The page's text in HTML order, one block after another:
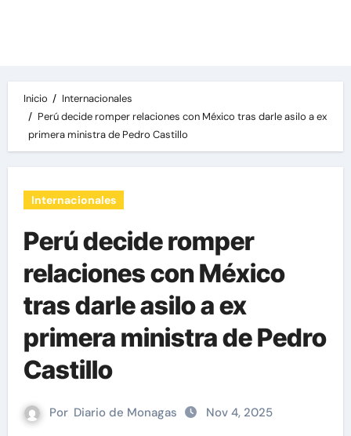
Inicio
Internacionales
Perú decide romper relaciones con México tras darle asilo a ex
primera ministra de Pedro Castillo
Internacionales
Perú decide romper
relaciones con México
tras darle asilo a ex
primera ministra de Pedro
Castillo
Por Diario de Monagas Nov 4, 2025